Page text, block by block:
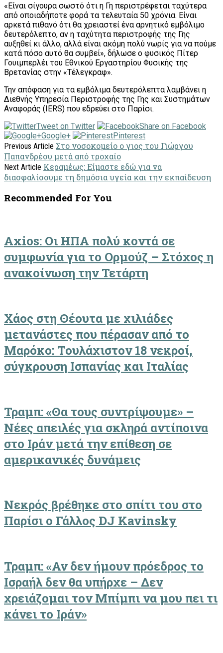
«Είναι σίγουρα σωστό ότι η Γη περιστρέφεται ταχύτερα
από οποιαδήποτε φορά τα τελευταία 50 χρόνια. Είναι
αρκετά πιθανό ότι θα χρειαστεί ένα αρνητικό εμβόλιμο
δευτερόλεπτο, αν η ταχύτητα περιστροφής της Γης
αυξηθεί κι άλλο, αλλά είναι ακόμη πολύ νωρίς για να πούμε
κατά πόσο αυτό θα συμβεί», δήλωσε ο φυσικός Πίτερ
Γουιμπερλέι του Εθνικού Εργαστηρίου Φυσικής της
Βρετανίας στην «Τέλεγκραφ».
Την απόφαση για τα εμβόλιμα δευτερόλεπτα λαμβάνει η
Διεθνής Υπηρεσία Περιστροφής της Γης και Συστημάτων
Αναφοράς (IERS) που εδρεύει στο Παρίσι.
Tweet on Twitter
Share on Facebook
Google+
Pinterest
Previous Article Στο νοσοκομείο ο γιος του Γιώργου
Παπανδρέου μετά από τροχαίο
Next Article Κεραμέως: Είμαστε εδώ για να
διασφαλίσουμε τη δημόσια υγεία και την εκπαίδευση
Recommended For You
Axios: Οι ΗΠΑ πολύ κοντά σε
συμφωνία για το Ορμούζ – Στόχος η
ανακοίνωση την Τετάρτη
Χάος στη Θέουτα με χιλιάδες
μετανάστες που πέρασαν από το
Μαρόκο: Τουλάχιστον 18 νεκροί,
σύγκρουση Ισπανίας και Ιταλίας
Τραμπ: «Θα τους συντρίψουμε» –
Νέες απειλές για σκληρά αντίποινα
στο Ιράν μετά την επίθεση σε
αμερικανικές δυνάμεις
Νεκρός βρέθηκε στο σπίτι του στο
Παρίσι ο Γάλλος DJ Kavinsky
Τραμπ: «Αν δεν ήμουν πρόεδρος το
Ισραήλ δεν θα υπήρχε – Δεν
χρειάζομαι τον Μπίμπι να μου πει τι
κάνει το Ιράν»